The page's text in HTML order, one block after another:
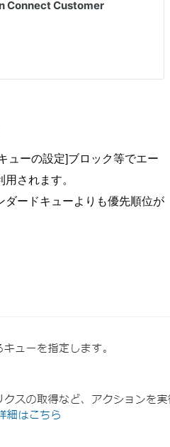
ューの設定]ブロック等でエー
されます。
ードキューよりも優先順位が